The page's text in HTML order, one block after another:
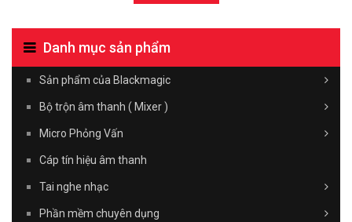
Danh mục sản phẩm
Sản phẩm của Blackmagic
Bộ trộn âm thanh ( Mixer )
Micro Phỏng Vấn
Cáp tín hiệu âm thanh
Tai nghe nhạc
Phần mềm chuyên dụng